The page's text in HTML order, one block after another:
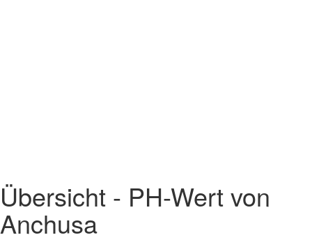
Übersicht - PH-Wert von
Anchusa